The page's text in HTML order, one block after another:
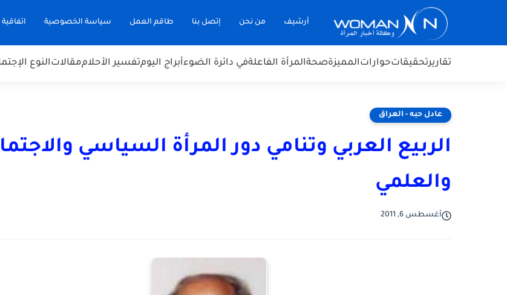
أرشيف من نحن إتصل بنا طاقم العمل سياسة الخصوصية
تقاريرتحقيقاتحواراتالمميزةصحةالمرأة الفاعلةفي دائرة الضوءأبراج اليومتفسير الأحلاممقالاتالنوع
عادل حبه - العراق
الربيع العربي وتنامي دور المرأة السياسي
والعلمي
أغسطس 6, 2011